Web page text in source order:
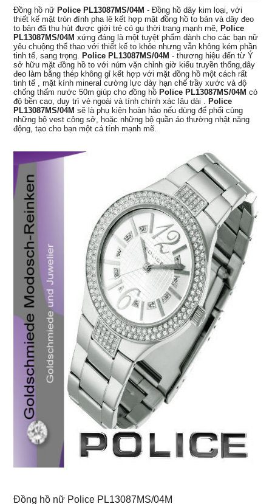
Đồng hồ nữ Police PL13087MS/04M - Đồng hồ dây kim loại,với
thiết kế mặt tròn đính pha lê kết hợp mặt đồng hồ to bản và dây đeo
to bản đã thu hút được giới trẻ có gu thời trang mạnh mẽ, Police
PL13087MS/04M xứng đáng là một tuyệt phẩm dành cho các bạn nữ
yêu chuộng thể thao với thiết kế to khỏe nhưng vẫn không kém phần
tinh tế, sang trọng. Police PL13087MS/04M - thương hiệu đến từ Ý
sở hữu mặt đồng hồ to với núm vặn chỉnh giờ kiểu truyền thống,dây
đeo làm bằng thép không gỉ kết hợp với mặt đồng hồ một cách rất
tinh tế , mặt kính mineral cường lực dày hạn chế trầy xước và độ
chống thấm nước 50m giúp cho đồng hồ Police PL13087MS/04M có
độ bền cao, duy trì vẻ ngoài và tính chính xác lâu dài . Police
PL13087MS/04Msẽ là phụ kiện hoàn hảo nếu dùng để phối cùng
những bộ vest công sở, hoặc những bộ quần áo thường nhật năng
động, tạo cho bạn một cá tính mạnh mẽ.
Đồng hồ nữ Police PL13087MS/04M